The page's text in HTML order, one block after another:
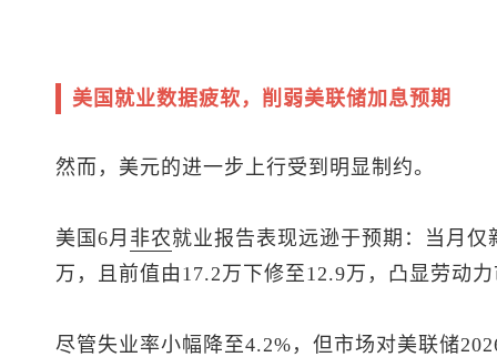
美国就业数据疲软，削弱美联储加息预期
然而，美元的进一步上行受到明显制约。
美国6月 非农就业报告表现远逊于预期：当月
万，且前值由17.2万下修至12.9万，凸显劳动
尽管失业率小幅降至4.2%，但市场对美联储